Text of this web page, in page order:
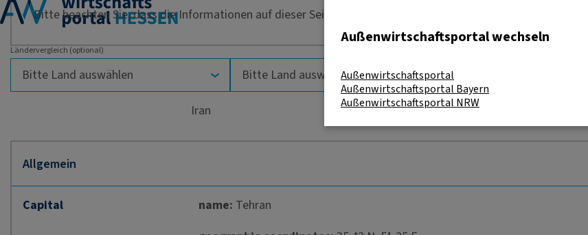
Bitte beachten Sie, dass die Informationen auf dieser Seite nur in englischer Sprache vorliegen.
Ländervergleich (optional)
Iran
Capital name: Tehran
Außenwirtschaftsportal wechseln
Außenwirtschaftsportal
Außenwirtschaftsportal Bayern
Außenwirtschaftsportal NRW